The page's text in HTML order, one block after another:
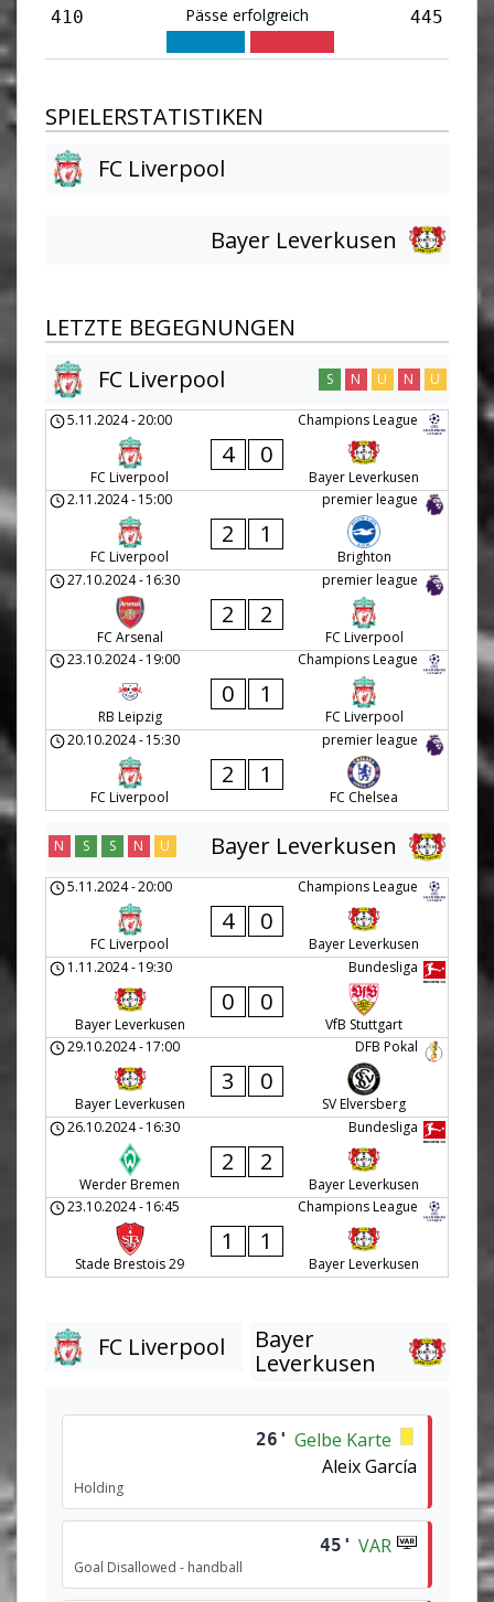
410 Pässe erfolgreich 445
SPIELERSTATISTIKEN
FC Liverpool
Bayer Leverkusen
LETZTE BEGEGNUNGEN
FC Liverpool
S N U N U
Champions League
5.11.2024-20:00
FC Liverpool
4 0
Bayer Leverkusen
premier league
2.11.2024-15:00
FC Liverpool
2 1
Brighton
premier league
27.10.2024-16:30
FC Arsenal
2 2
FC Liverpool
Champions League
23.10.2024-19:00
RB Leipzig
0 1
FC Liverpool
premier league
20.10.2024-15:30
FC Liverpool
2 1
FC Chelsea
Bayer Leverkusen
N S S N U
Champions League
5.11.2024-20:00
FC Liverpool
4 0
Bayer Leverkusen
Bundesliga
1.11.2024-19:30
Bayer Leverkusen
0 0
VfB Stuttgart
DFB Pokal
29.10.2024-17:00
Bayer Leverkusen
3 0
SV Elversberg
Bundesliga
26.10.2024-16:30
Werder Bremen
2 2
Bayer Leverkusen
Champions League
23.10.2024-16:45
Stade Brestois 29
1 1
Bayer Leverkusen
FC Liverpool
Bayer
Leverkusen
26' Gelbe Karte
Aleix García
Holding
45' VAR
Goal Disallowed - handball